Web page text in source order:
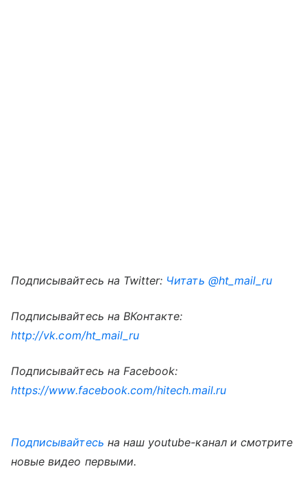
Подписывайтесь на Twitter: Читать @ht_mail_ru
Подписывайтесь на ВКонтакте:
http://vk.com/ht_mail_ru
Подписывайтесь на Facebook:
https://www.facebook.com/hitech.mail.ru
Подписывайтесь на наш youtube-канал и смотрите
новые видео первыми.